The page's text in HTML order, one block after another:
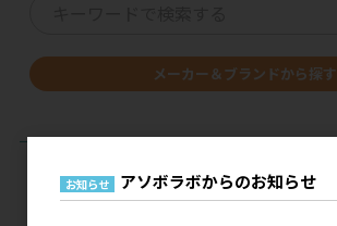
メーカー＆ブランドから探す
お知らせ アソボラボからのお知らせ